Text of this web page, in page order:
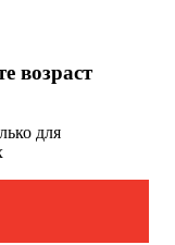
возраст
для